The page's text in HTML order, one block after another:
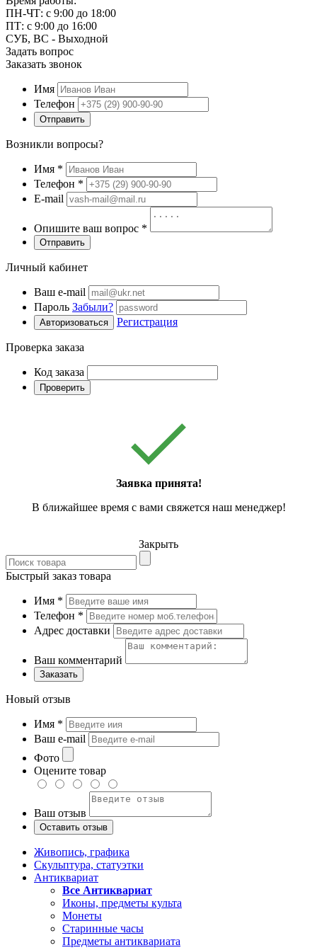
ПН-ЧТ: с 9:00 до 18:00
ПТ: с 9:00 до 16:00
СУБ, ВС - Выходной
Задать вопрос
Заказать звонок
Имя
Телефон
Отправить
Возникли вопросы?
Имя *
Телефон *
E-mail
Опишите ваш вопрос *
Отправить
Личный кабинет
Ваш e-mail
Пароль Забыли?
Авторизоваться Регистрация
Проверка заказа
Код заказа
Проверить
Заявка принята!
В ближайшее время с вами свяжется наш менеджер!
Закрыть
Быстрый заказ товара
Имя *
Телефон *
Адрес доставки
Ваш комментарий
Заказать
Новый отзыв
Имя *
Ваш e-mail
Фото
Оцените товар
Ваш отзыв
Живопись, графика
Скульптура, статуэтки
Антиквариат
Все Антиквариат
Иконы, предметы культа
Монеты
Старинные часы
Предметы антиквариата